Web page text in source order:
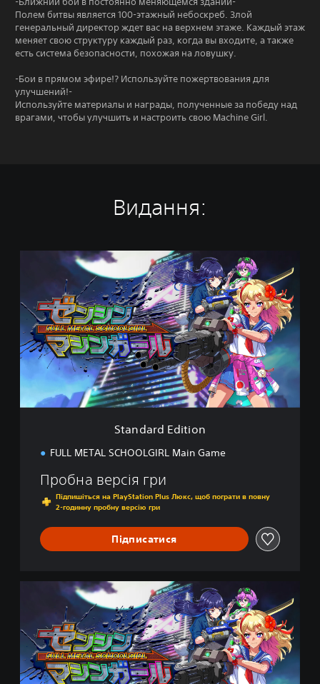
Полем битвы является 100-этажный небоскреб. Злой
генеральный директор ждет вас на верхнем этаже. Каждый этаж
меняет свою структуру каждый раз, когда вы входите, а также
есть система безопасности, похожая на ловушку.
-Бои в прямом эфире!? Используйте пожертвования для
улучшений!-
Используйте материалы и награды, полученные за победу над
врагами, чтобы улучшить и настроить свою Machine Girl.
Видання:
d
a
r
d
d
t
Standard Edition
FULL METAL SCHOOLGIRL Main Game
Пробна версія гри
Підпишіться на PlayStation Plus Люкс, щоб пограти в повну
2-годинну пробну версію гри
Підписатися
u
e
E